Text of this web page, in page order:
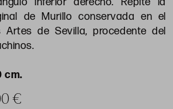
de Murillo conservada en el
Artes de Sevilla, procedente del
cm.
€